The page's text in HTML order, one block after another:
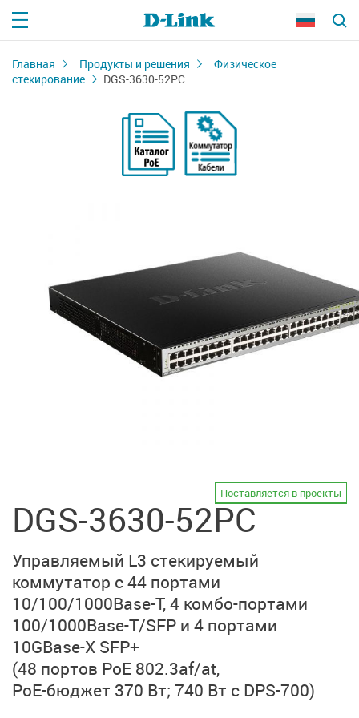
Главная Продукты и решения
Физическое
стекирование
DGS-3630-52PC
DGS-3630-52PC
Поставляется в проекты
Управляемый L3 стекируемый
коммутатор с 44 портами
10/100/1000Base-T,4 комбо-портами
100/1000Base-T/SFP и 4 портами
10GBase-X SFP+
(48 портов PoE 802.3af/at,
PoE-бюджет 370 Вт; 740 Вт с DPS-700)